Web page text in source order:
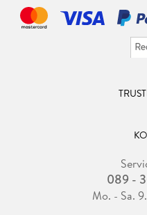
089 -
Mo. - Sa.